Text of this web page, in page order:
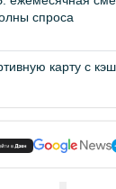
спроса
карту с